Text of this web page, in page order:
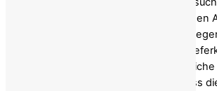
Gemeinschaft unermüdlich, die iranischen
bekämpfen und verhängt Sanktionen
Briefkastenfirmen. Doch die illegalen
hartnäckig intakt. Die Realität, die
nur ungern offiziell anerkennen, ist, dass